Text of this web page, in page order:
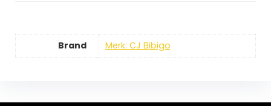
Brand Merk: CJ Bibigo